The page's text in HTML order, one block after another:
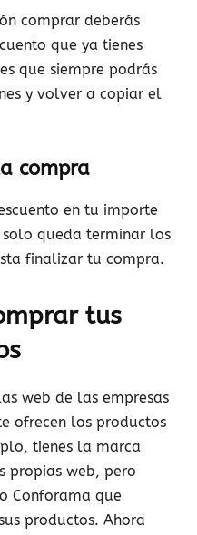
comprar deberás
que ya tienes
que siempre podrás
y volver a copiar el
compra
en tu importe
queda terminar los
finalizar tu compra.
tus
web de las empresas
ofrecen los productos
tienes la marca
propias web, pero
Conforama que
productos. Ahora